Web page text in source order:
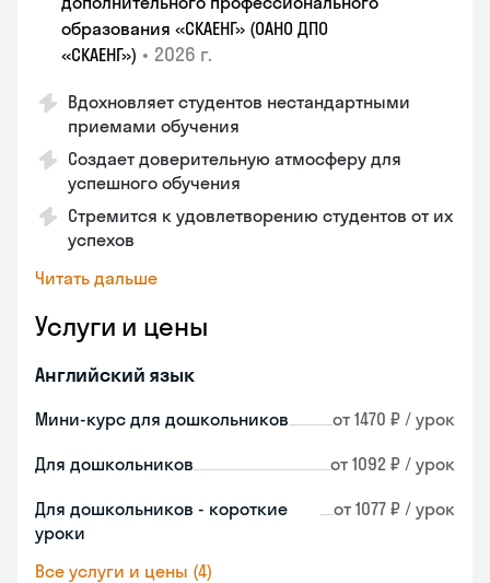
образования «СКАЕНГ» (ОАНО ДПО
«СКАЕНГ») • 2026 г.
Вдохновляет студентов нестандартными
приемами обучения
Создает доверительную атмосферу для
успешного обучения
Стремится к удовлетворению студентов от их
успехов
Читать дальше
Услуги и цены
Английский язык
Мини-курс для дошкольников от 1470 ₽ / урок
Для дошкольников от 1092 ₽ / урок
Для дошкольников - короткие
уроки
от 1077 ₽ / урок
Все услуги и цены (4)